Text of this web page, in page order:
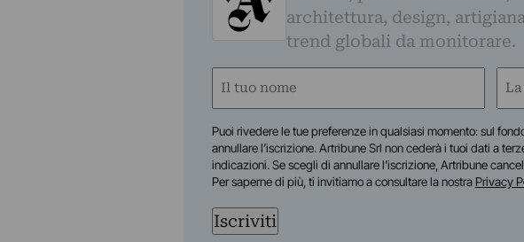
architettura, design,
trend globali da monitorare.
Nome
Puoi rivedere le tue preferenze in qualsiasi momento: sul
annullare l’iscrizione. Artribune Srl non cederà i tuoi dati a
indicazioni. Se scegli di annullare l’iscrizione, Artribune
Per saperne di più, ti invitiamo a consultare la nostra Privacy
Iscriviti